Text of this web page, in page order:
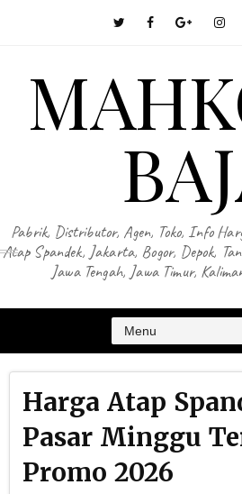
Pabrik, Distributor, Agen, Toko, Info
Atap Spandek, Jakarta, Bogor, Depok,
Jawa Tengah, Jawa Timur,
Harga Atap
Pasar Minggu
Promo 2026